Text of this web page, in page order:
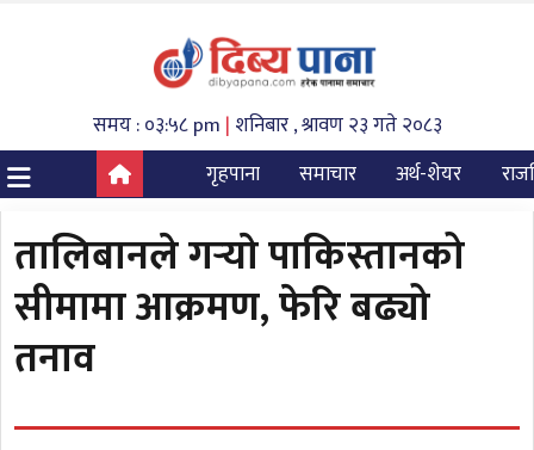
समय : ०३:५८ pm | शनिबार , श्रावण २३ गते २०८३
गृहपाना
समाचार अर्थ-शेयर
तालिबानले गर्‍याे पाकिस्तानको
सीमामा आक्रमण, फेरि बढ्यो
तनाव